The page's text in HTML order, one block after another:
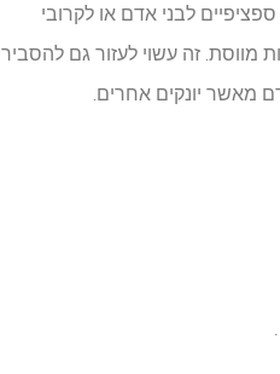
לבני אדם או לקרובי
זה עשוי לעזור גם להסביר
מאשר יונקים אחרים.